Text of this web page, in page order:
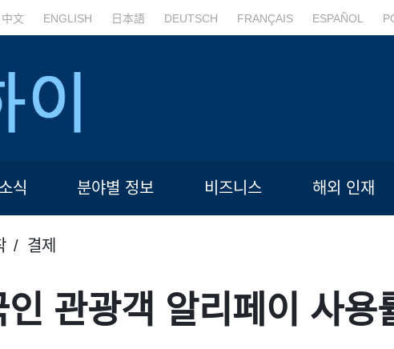
中文 ENGLISH 日本語 DEUTSCH FRANÇAIS ESPAÑOL
식 분야별 정보 비즈니스 해외 인재
결제
관광객 알리페이 사용